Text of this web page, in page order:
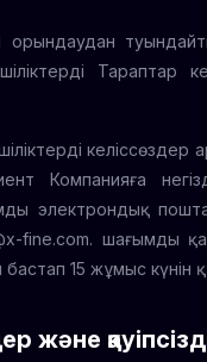
орындаудан
Тараптар
Компанияға
электрондық
fine.com. шағымды
бастап 15 жұмыс күнін
және